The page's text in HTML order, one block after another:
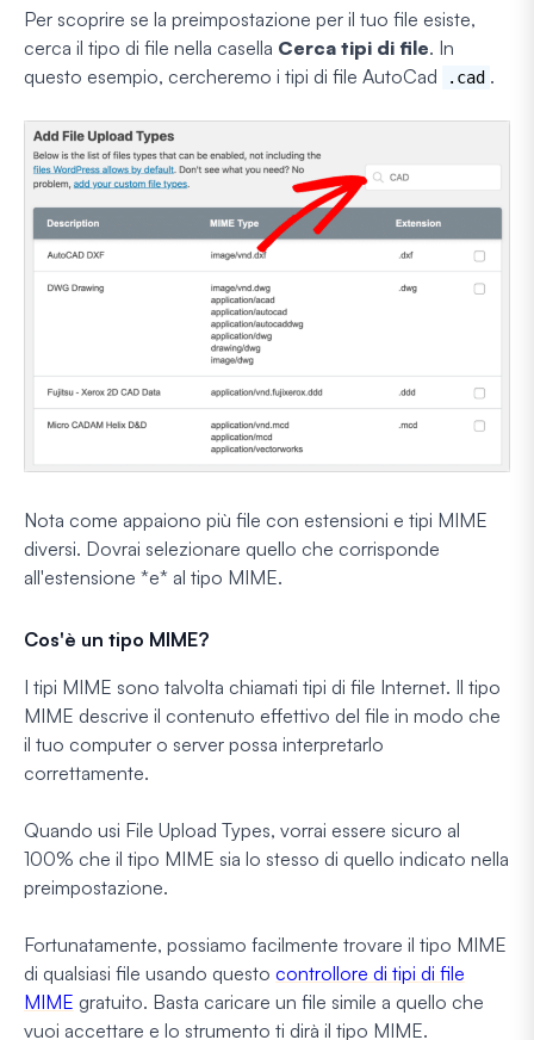
Per scoprire se la preimpostazione per il tuo file esiste,
cerca il tipo di file nella casella Cerca tipi di file. In
questo esempio, cercheremo i tipi di file AutoCad
.cad .
Nota come appaiono più file con estensioni e tipi MIME
diversi. Dovrai selezionare quello che corrisponde
all'estensione *e* al tipo MIME.
Cos'è un tipo MIME?
I tipi MIME sono talvolta chiamati tipi di file Internet. Il tipo
MIME descrive il contenuto effettivo del file in modo che
il tuo computer o server possa interpretarlo
correttamente.
Quando usi File Upload Types, vorrai essere sicuro al
100% che il tipo MIME sia lo stesso di quello indicato nella
preimpostazione.
Fortunatamente, possiamo facilmente trovare il tipo MIME
di qualsiasi file usando questo controllore di tipi di file
MIME gratuito. Basta caricare un file simile a quello che
vuoi accettare e lo strumento ti dirà il tipo MIME.